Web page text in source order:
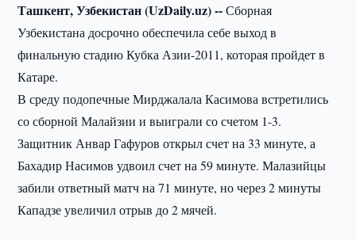
Ташкент, Узбекистан (UzDaily.uz) --Сборная
Узбекистана досрочно обеспечила себе выход в
финальную стадию Кубка Азии-2011, которая пройдет в
Катаре.
В среду подопечные Мирджалала Касимова встретились
со сборной Малайзии и выиграли со счетом 1-3.
Защитник Анвар Гафуров открыл счет на 33 минуте, а
Бахадир Насимов удвоил счет на 59 минуте. Малазийцы
забили ответный матч на 71 минуте, но через 2 минуты
Кападзе увеличил отрыв до 2 мячей.